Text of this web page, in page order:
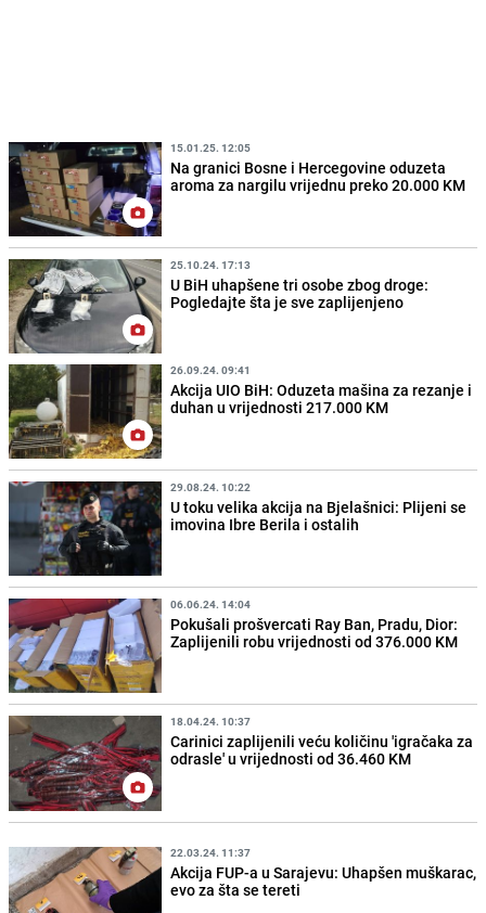
15.01.25. 12:05
Na granici Bosne i Hercegovine oduzeta
aroma za nargilu vrijednu preko 20.000 KM
25.10.24. 17:13
U BiH uhapšene tri osobe zbog droge:
Pogledajte šta je sve zaplijenjeno
26.09.24. 09:41
Akcija UIO BiH: Oduzeta mašina za rezanje i
duhan u vrijednosti 217.000 KM
29.08.24. 10:22
U toku velika akcija na Bjelašnici: Plijeni se
imovina Ibre Berila i ostalih
06.06.24. 14:04
Pokušali prošvercati Ray Ban, Pradu, Dior:
Zaplijenili robu vrijednosti od 376.000 KM
18.04.24. 10:37
Carinici zaplijenili veću količinu 'igračaka za
odrasle' u vrijednosti od 36.460 KM
22.03.24. 11:37
Akcija FUP-a u Sarajevu: Uhapšen muškarac,
evo za šta se tereti